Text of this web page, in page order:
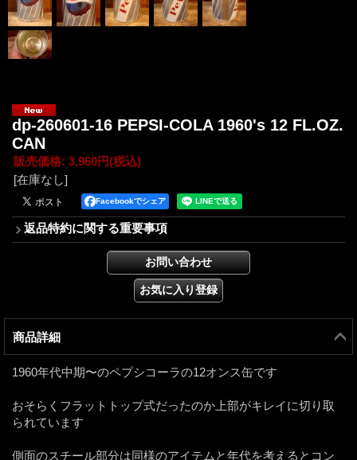
dp-260601-16 PEPSI-COLA 1960's 12 FL.OZ.
CAN
販売価格: 3,960円(税込)
[在庫なし]
Facebookでシェア
返品特約に関する重要事項
商品詳細
1960年代中期〜のペプシコーラの12オンス缶です
おそらくフラットトップ式だったのか上部がキレイに切り取
られています
側面のスチール部分は同様のアイテムと年代を考えるとコン